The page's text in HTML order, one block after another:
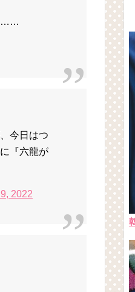
……
今日はつ
『六龍が
2022